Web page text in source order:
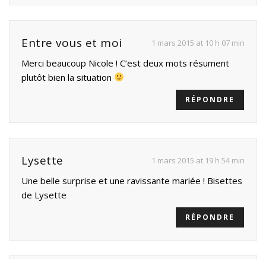
Entre vous et moi 1 mars 2015 at 10 h 07 min
Merci beaucoup Nicole ! C’est deux mots résument
plutôt bien la situation
RÉPONDRE
Lysette 1 mars 2015 at 19 h 54 min
Une belle surprise et une ravissante mariée ! Bisettes
de Lysette
RÉPONDRE